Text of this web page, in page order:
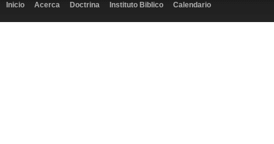
Inicio Acerca Doctrina Instituto Biblico Calendario